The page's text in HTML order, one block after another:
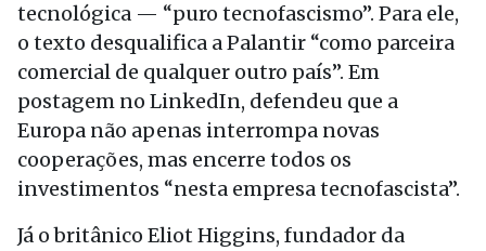
tecnológica — “puro tecnofascismo”. Para ele,
o texto desqualifica a Palantir “como parceira
comercial de qualquer outro país”. Em
postagem no LinkedIn, defendeu que a
Europa não apenas interrompa novas
cooperações, mas encerre todos os
investimentos “nesta empresa tecnofascista”.
Já o britânico Eliot Higgins, fundador da